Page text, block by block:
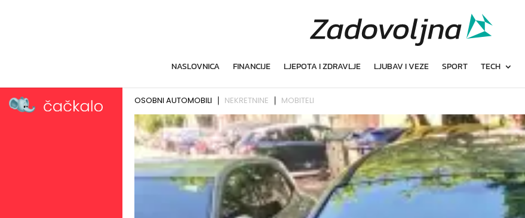
NASLOVNICA FINANCIJE LJEPOTA I ZDRAVLJE LJUBAV I VEZE SPORT TECH